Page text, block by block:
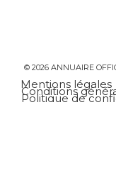
© 2026 ANNUAIRE
Mentions légales
Conditions
Politique de